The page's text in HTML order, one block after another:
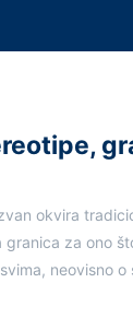
okvira
za ono
neovisno o